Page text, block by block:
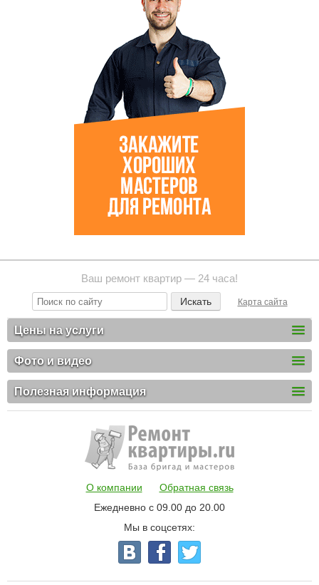
Ваш ремонт квартир — 24 часа!
Карта сайта
Цены на услуги
Фото и видео
Полезная информация
О компании
Обратная связь
Ежедневно с 09.00 до 20.00
Мы в соцсетях: